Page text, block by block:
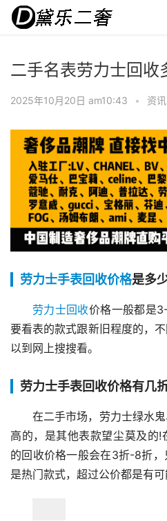
二手名表劳力士回收
2025年10月20日 am10:43 • 资讯
劳力士手表回收价格是多
劳力士回收价格一般都是
要看表的款式跟新旧程度的，
以到网上搜搜看。
劳力士手表回收价格有几折
在二手市场，劳力士绿水
高的，是其他表款望尘莫及的
的回收价格一般会在3折-8折
是热门款式，超过公价都是有可